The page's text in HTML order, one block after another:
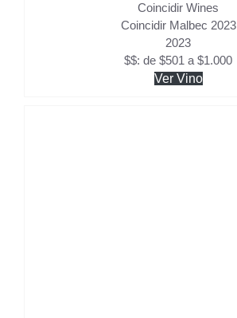
Coincidir Wines
Coincidir Malbec 2023
2023
$$: de $501 a $1.000
Ver Vino